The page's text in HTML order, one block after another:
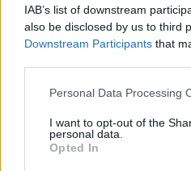
IAB’s list of downstream
also be disclosed by us to third
Downstream Participants that
Personal Data Processing
I want to opt-out of the
personal data.
Opted In
Robotteknológiai
Mikroműanyagok
Glen Young, a 16-year-old
úszni? A kanadai fiú végül
Rooby
augusztus 7,